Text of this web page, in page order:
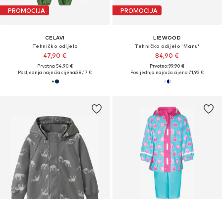
PROMOCIJA
CELAVI
Tehničko odijelo
47,90 €
Prvotno: 54,90 €
Posljednja najniža cijena:38,17 €
PROMOCIJA
LIEWOOD
Tehničko odijelo 'Manu'
84,90 €
Prvotno: 99,90 €
Posljednja najniža cijena:71,92 €